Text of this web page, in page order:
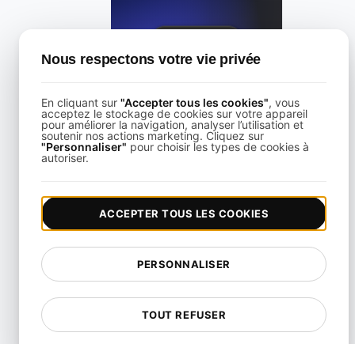
LoadFocus Alternative to Grinder
LoadFocus comme alternative à Blazemeter
Nous respectons votre vie privée
En cliquant sur "Accepter tous les cookies", vous
acceptez le stockage de cookies sur votre appareil
pour améliorer la navigation, analyser l’utilisation et
soutenir nos actions marketing. Cliquez sur
"Personnaliser" pour choisir les types de cookies à
autoriser.
TOUT REFUSER
PERSONNALISER
ACCEPTER TOUS LES COOKIES